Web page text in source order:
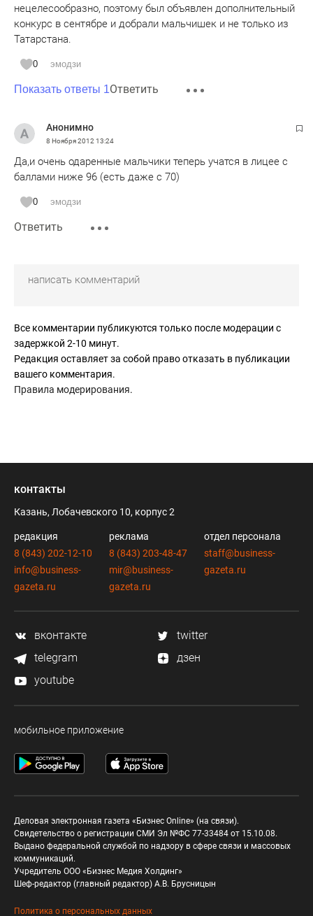
нецелесообразно, поэтому был объявлен дополнительный
конкурс в сентябре и добрали мальчишек и не только из
Татарстана.
0 эмодзи
Показать ответы 1Ответить
Анонимно
8 Ноября 2012 13:24
Да,и очень одаренные мальчики теперь учатся в лицее с
баллами ниже 96 (есть даже с 70)
0 эмодзи
Ответить
Все комментарии публикуются только после модерации с
задержкой 2-10 минут.
Редакция оставляет за собой право отказать в публикации
вашего комментария.
Правила модерирования.
контакты
Казань, Лобачевского 10, корпус 2
редакция
8 (843) 202-12-10
info@business-
gazeta.ru
реклама
8 (843) 203-48-47
mir@business-
gazeta.ru
отдел персонала
staff@business-
gazeta.ru
вконтакте
twitter
telegram
дзен
youtube
мобильное приложение
Деловая электронная газета «Бизнес Online» (на связи).
Свидетельство о регистрации СМИ Эл №ФС 77-33484 от 15.10.08.
Выдано федеральной службой по надзору в сфере связи и массовых
коммуникаций.
Учредитель ООО «Бизнес Медия Холдинг»
Шеф-редактор (главный редактор) А.В. Брусницын
Политика о персональных данных